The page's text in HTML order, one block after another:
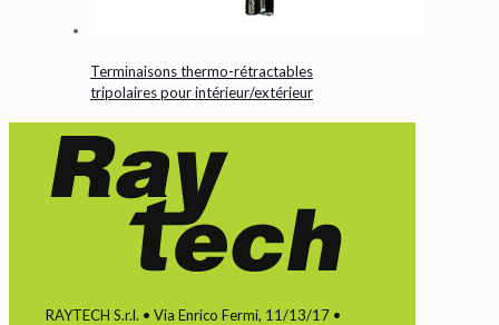
Terminaisons thermo-rétractables
tripolaires pour intérieur/extérieur
RAYTECH S.r.l. • Via Enrico Fermi, 11/13/17 •